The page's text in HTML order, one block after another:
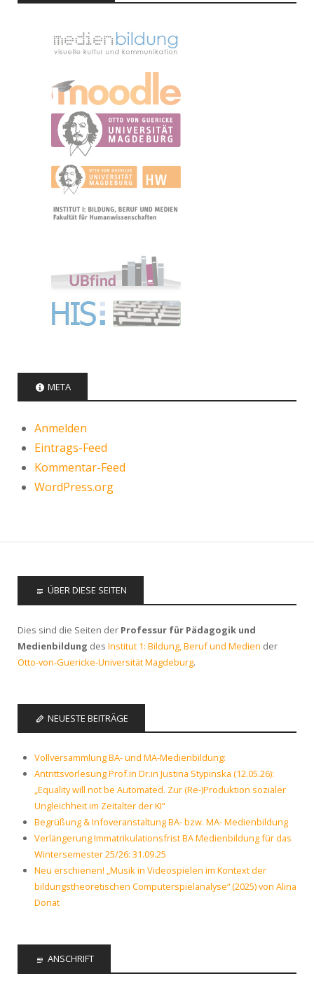
META
Anmelden
Eintrags-Feed
Kommentar-Feed
WordPress.org
ÜBER DIESE SEITEN
Dies sind die Seiten der Professur für Pädagogik und
Medienbildung des Institut 1: Bildung, Beruf und Medien der
Otto-von-Guericke-Universität Magdeburg.
NEUESTE BEITRÄGE
Vollversammlung BA- und MA-Medienbildung:
Antrittsvorlesung Prof.in Dr.in Justina Stypinska (12.05.26):
„Equality will not be Automated. Zur (Re-)Produktion sozialer
Ungleichheit im Zeitalter der KI“
Begrüßung & Infoveranstaltung BA- bzw. MA- Medienbildung
Verlängerung Immatrikulationsfrist BA Medienbildung für das
Wintersemester 25/26: 31.09.25
Neu erschienen! „Musik in Videospielen im Kontext der
bildungstheoretischen Computerspielanalyse“ (2025) von Alina
Donat
ANSCHRIFT